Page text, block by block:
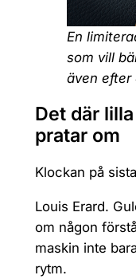
En
som vill
även efter
Det där
pratar om
Klockan på
Louis Erard.
om någon
maskin inte
rytm.